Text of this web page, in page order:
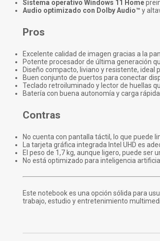
Sistema operativo Windows 11 Home
Audio optimizado con Dolby Audio™ y
Pros
Excelente calidad de imagen gracias a la
Potente procesador de última generación
Diseño compacto, liviano y resistente, ideal
Buen conjunto de puertos para conectar
Teclado retroiluminado y lector de huellas
Batería con buena autonomía y carga
Contras
No cuenta con pantalla táctil, lo que puede
La tarjeta gráfica integrada Intel UHD es
El peso de 1,7 kg, aunque ligero, puede ser
No está optimizado para inteligencia
Este notebook es una opción sólida para
trabajo, estudio y entretenimiento